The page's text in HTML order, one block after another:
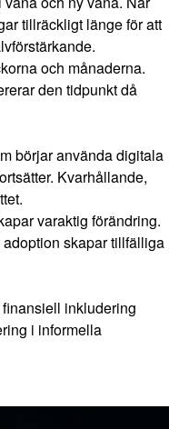
tillräckligt länge för att
och månaderna.
den tidpunkt då
börjar använda digitala
Kvarhållande,
varaktig förändring.
skapar tillfälliga
inkludering
i informella